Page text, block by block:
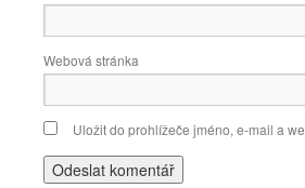
Webová stránka
Uložit do prohlížeče jméno, e-mail a